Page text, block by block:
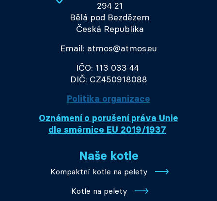
294 21
Bělá pod Bezdězem
Česká Republika
Email: atmos@atmos.eu
IČO: 113 033 44
DIČ: CZ450918088
Politika organizace
Oznámení o porušení práva Unie
dle směrnice EU 2019/1937
Naše kotle
Kompaktní kotle na pelety
Kotle na pelety